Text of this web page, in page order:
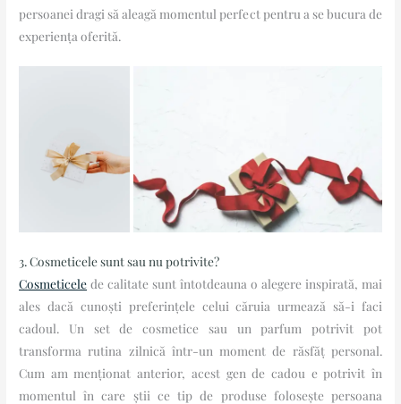
persoanei dragi să aleagă momentul perfect pentru a se bucura de
experiența oferită.
3. Cosmeticele sunt sau nu potrivite?
Cosmeticele de calitate sunt întotdeauna o alegere inspirată, mai
ales dacă cunoști preferințele celui căruia urmează să-i faci
cadoul. Un set de cosmetice sau un parfum potrivit pot
transforma rutina zilnică într-un moment de răsfăț personal.
Cum am menționat anterior, acest gen de cadou e potrivit în
momentul în care știi ce tip de produse folosește persoana